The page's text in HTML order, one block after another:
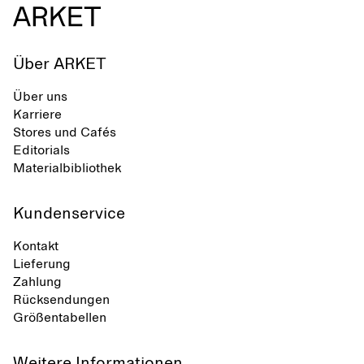
Über ARKET
Über uns
Karriere
Stores und Cafés
Editorials
Materialbibliothek
Kundenservice
Kontakt
Lieferung
Zahlung
Rücksendungen
Größentabellen